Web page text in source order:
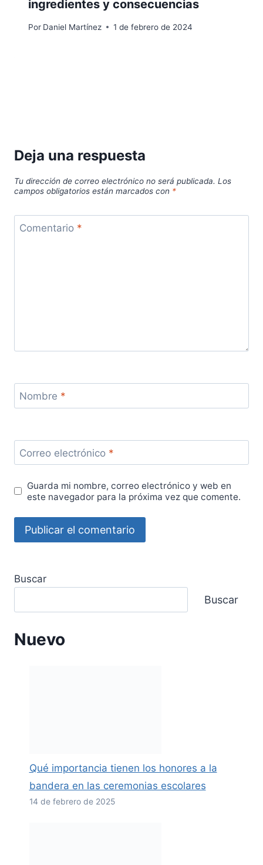
ingredientes y consecuencias
Por Daniel Martínez 1 de febrero de 2024
Deja una respuesta
Tu dirección de correo electrónico no será publicada. Los
campos obligatorios están marcados con *
Comentario *
Nombre *
Correo electrónico *
Guarda mi nombre, correo electrónico y web en
este navegador para la próxima vez que comente.
Buscar
Buscar
Nuevo
Qué importancia tienen los honores a la
bandera en las ceremonias escolares
14 de febrero de 2025